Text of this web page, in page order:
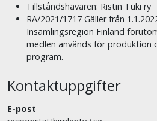
Tillståndshavaren: Ristin Tuki ry
RA/2021/1717 Gäller från
Insamlingsregion Finland
medlen används för produktion
program.
Kontaktuppgifter
E-post